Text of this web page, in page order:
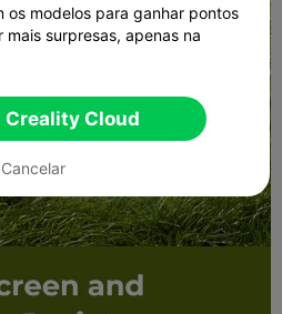
os modelos para ganhar pontos
surpresas, apenas na
Creality Cloud
Cancelar